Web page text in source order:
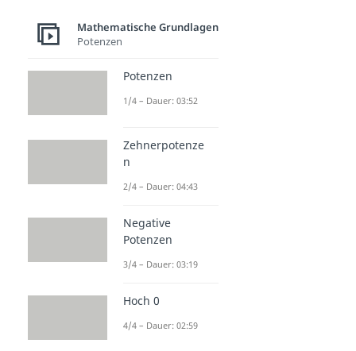
Mathematische Grundlagen
Potenzen
Potenzen
1/4 – Dauer: 03:52
Zehnerpotenze
n
2/4 – Dauer: 04:43
Negative
Potenzen
3/4 – Dauer: 03:19
Hoch 0
4/4 – Dauer: 02:59